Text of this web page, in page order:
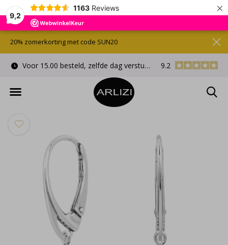
9,2
1163 Reviews ×
Voor 15.00 besteld, zelfde dag verstuurd Gratis
9.2
20% zomerkorting met code SUN20